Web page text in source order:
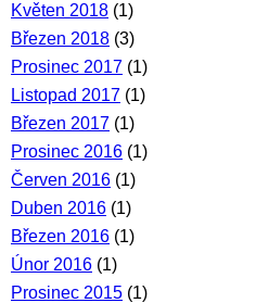
Květen 2018 (1)
Březen 2018 (3)
Prosinec 2017 (1)
Listopad 2017 (1)
Březen 2017 (1)
Prosinec 2016 (1)
Červen 2016 (1)
Duben 2016 (1)
Březen 2016 (1)
Únor 2016 (1)
Prosinec 2015 (1)